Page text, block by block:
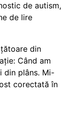
de autism,
de lire
din
Când am
din plâns. Mi-
corectată în